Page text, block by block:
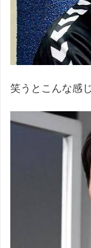
笑うとこんな感